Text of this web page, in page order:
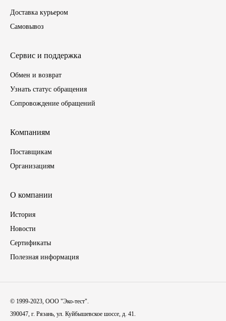
Доставка курьером
Самовывоз
Сервис и поддержка
Обмен и возврат
Узнать статус обращения
Сопровождение обращений
Компаниям
Поставщикам
Организациям
О компании
История
Новости
Сертификаты
Полезная информация
© 1999-2023, ООО "Эко-тест".
390047, г. Рязань, ул. Куйбышевское шоссе, д. 41.